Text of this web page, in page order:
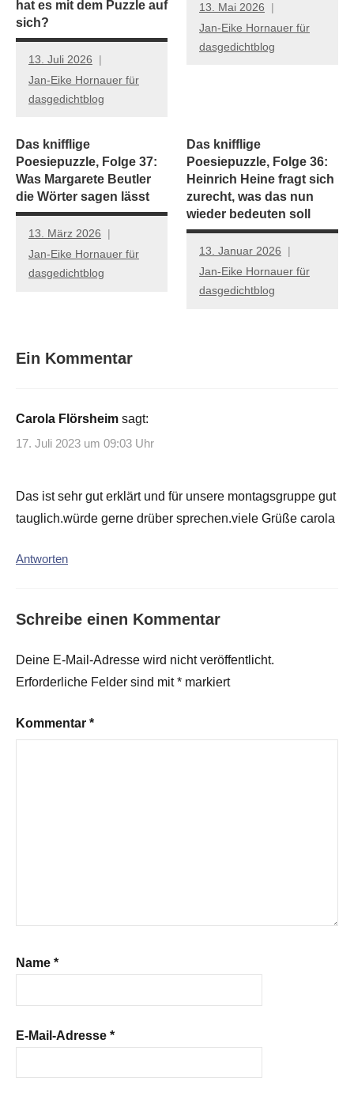
hat es mit dem Puzzle auf
sich?
13. Juli 2026
Jan-Eike Hornauer für
dasgedichtblog
13. Mai 2026
Jan-Eike Hornauer für
dasgedichtblog
Das knifflige
Poesiepuzzle, Folge 37:
Was Margarete Beutler
die Wörter sagen lässt
13. März 2026
Jan-Eike Hornauer für
dasgedichtblog
Das knifflige
Poesiepuzzle, Folge 36:
Heinrich Heine fragt sich
zurecht, was das nun
wieder bedeuten soll
13. Januar 2026
Jan-Eike Hornauer für
dasgedichtblog
Ein Kommentar
Carola Flörsheim sagt:
17. Juli 2023 um 09:03 Uhr
Das ist sehr gut erklärt und für unsere montagsgruppe gut
tauglich.würde gerne drüber sprechen.viele Grüße carola
Antworten
Schreibe einen Kommentar
Deine E-Mail-Adresse wird nicht veröffentlicht.
Erforderliche Felder sind mit* markiert
Kommentar *
Name *
E-Mail-Adresse *